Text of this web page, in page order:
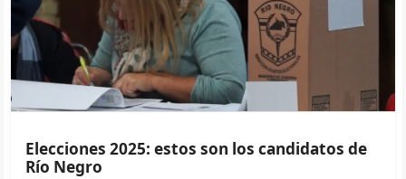
Elecciones 2025: estos son los candidatos de
Río Negro